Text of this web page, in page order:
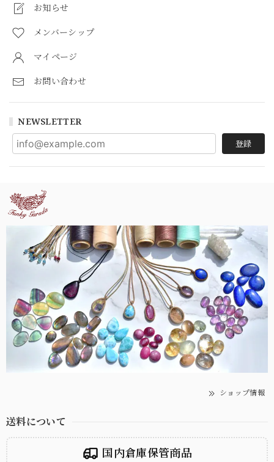
お知らせ
メンバーシップ
マイページ
お問い合わせ
NEWSLETTER
登録
ショップ情報
送料について
国内倉庫保管商品